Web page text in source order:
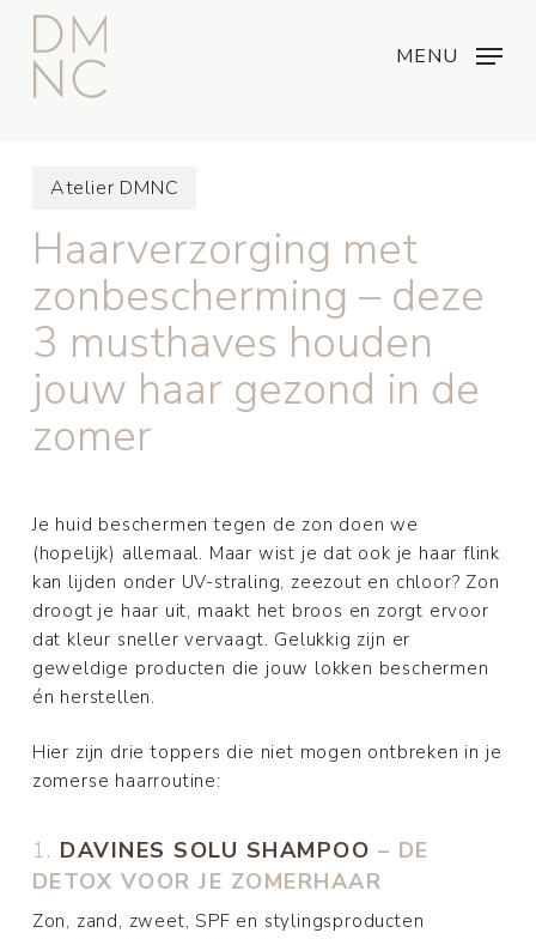
Skip
main
content
MENU
Atelier DMNC
Haarverzorging met
zonbescherming – deze
3 musthaves houden
jouw haar gezond in de
zomer
Je huid beschermen tegen de zon doen we
(hopelijk) allemaal. Maar wist je dat ook je haar flink
kan lijden onder UV-straling, zeezout en chloor? Zon
droogt je haar uit, maakt het broos en zorgt ervoor
dat kleur sneller vervaagt. Gelukkig zijn er
geweldige producten die jouw lokken beschermen
én herstellen.
Hier zijn drie toppers die niet mogen ontbreken in je
zomerse haarroutine:
1. DAVINES SOLU SHAMPOO – DE
DETOX VOOR JE ZOMERHAAR
Zon, zand, zweet, SPF en stylingsproducten